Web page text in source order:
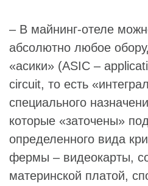
– В майнинг-отеле
абсолютно любое
«асики» (ASIC –
circuit, то есть
специального
которые «заточены»
определенного вида
фермы – видеокарты,
материнской платой,